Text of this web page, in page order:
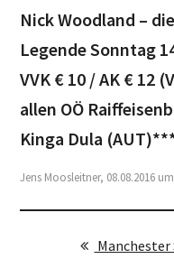
Nick Woodland –
Legende Sonntag
VVK € 10 / AK € 12
allen OÖ
Kinga Dula
Jens Moosleitner, 08.08.2016
Manchester